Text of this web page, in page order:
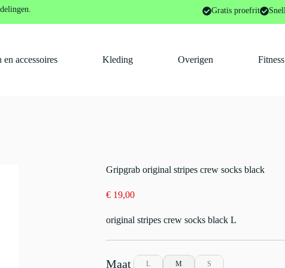
Gratis proefrit
en accessoires Kleding Overigen Fitness
stripes crew socks black
Gripgrab original stripes crew socks black
€19,00
original stripes crew socks black L
L M S